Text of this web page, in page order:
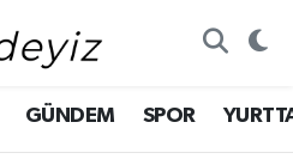
GÜNDEM SPOR